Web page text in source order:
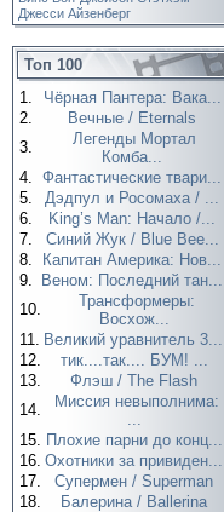
Джесси Айзенберг
Топ 100
1.
Чёрная Пантера: Вака...
2.
Вечные / Eternals
3.
Легенды Мортал
Комба...
4. Фантастические твари...
5.
Дэдпул и Росомаха / ...
6.
King’s Man: Начало /...
7.
Синий Жук / Blue Bee...
8.
Капитан Америка: Нов...
9.
Веном: Последний тан...
10.
Трансформеры:
Восхож...
11. Великий уравнитель 3...
12.
тик....так.... БУМ! ...
13.
Флэш / The Flash
14.
Миссия невыполнима:
...
15. Плохие парни до конц...
16. Охотники за привиден...
17.
Супермен / Superman
18.
Балерина / Ballerina